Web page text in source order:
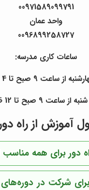
00971589099791
واحد عمان
0096899258727
ساعات کاری مدرسه:
ساعت 9 صبح تا 4 بعدازظهر
از ساعت 9 صبح تا 12 ظهر
آموزش از راه
دور برای همه
شرکت در دوره‌های